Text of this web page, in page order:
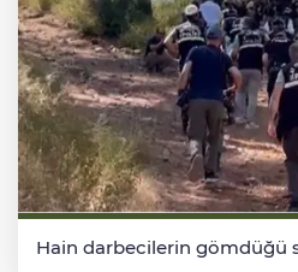
Hain darbecilerin gömdüğü